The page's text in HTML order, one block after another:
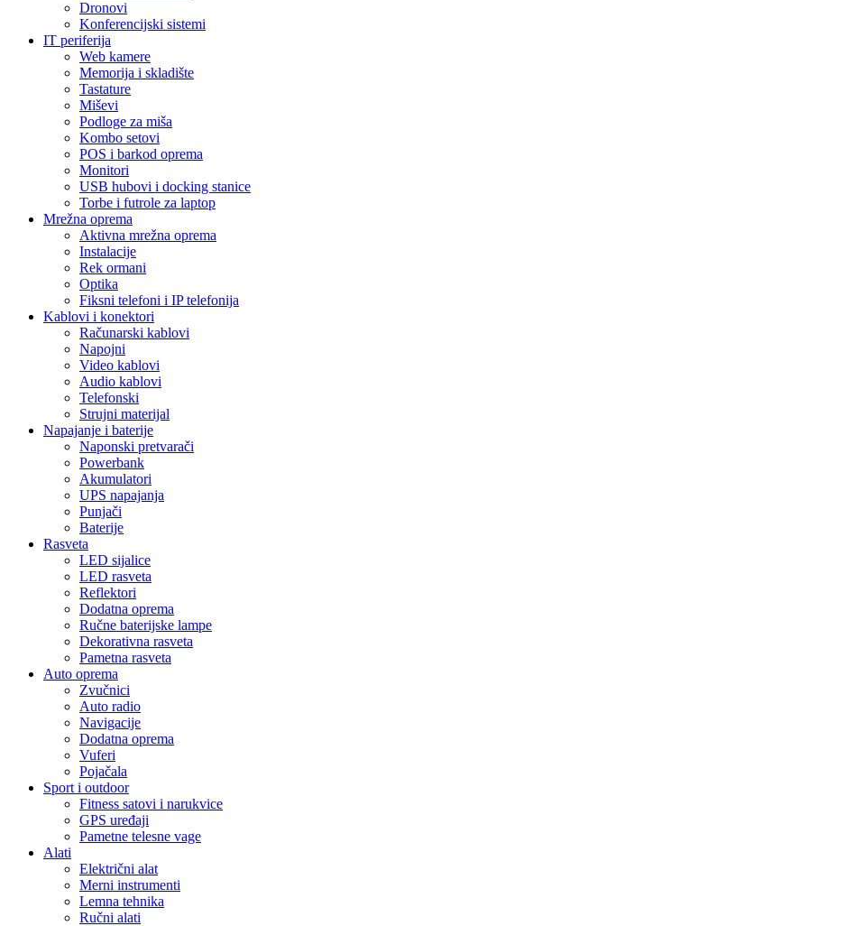
Dronovi
Konferencijski sistemi
IT periferija
Web kamere
Memorija i skladište
Tastature
Miševi
Podloge za miša
Kombo setovi
POS i barkod oprema
Monitori
USB hubovi i docking stanice
Torbe i futrole za laptop
Mrežna oprema
Aktivna mrežna oprema
Instalacije
Rek ormani
Optika
Fiksni telefoni i IP telefonija
Kablovi i konektori
Računarski kablovi
Napojni
Video kablovi
Audio kablovi
Telefonski
Strujni materijal
Napajanje i baterije
Naponski pretvarači
Powerbank
Akumulatori
UPS napajanja
Punjači
Baterije
Rasveta
LED sijalice
LED rasveta
Reflektori
Dodatna oprema
Ručne baterijske lampe
Dekorativna rasveta
Pametna rasveta
Auto oprema
Zvučnici
Auto radio
Navigacije
Dodatna oprema
Vuferi
Pojačala
Sport i outdoor
Fitness satovi i narukvice
GPS uređaji
Pametne telesne vage
Alati
Električni alat
Merni instrumenti
Lemna tehnika
Ručni alati